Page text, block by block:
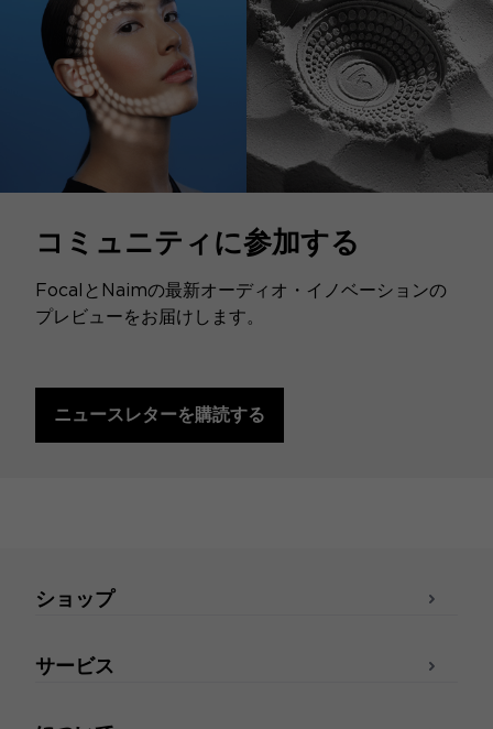
コミュニティに参加する
FocalとNaimの最新オーディオ・イノベーションの
プレビューをお届けします。
ニュースレターを購読する
ショップ
サービス